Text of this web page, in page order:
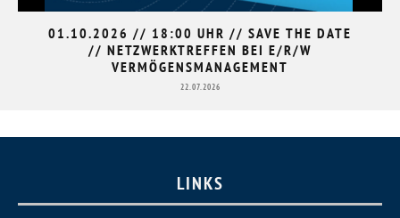
01.10.2026 // 18:00 UHR // SAVE THE DATE
// NETZWERKTREFFEN BEI E/R/W
VERMÖGENSMANAGEMENT
22.07.2026
LINKS